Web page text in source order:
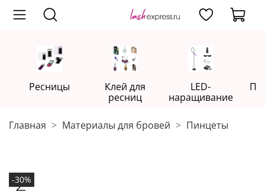
Ресницы
Клей для
ресниц
LED-
наращивание
Главная Материалы для бровей Пинцеты
-30%